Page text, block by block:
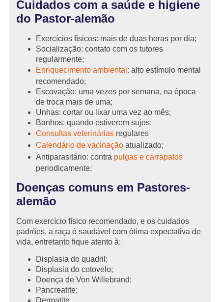
Cuidados com a saúde e higiene
do Pastor-alemão
Exercícios físicos: mais de duas horas por dia;
Socialização: contato com os tutores
regularmente;
Enriquecimento ambiental : alto estímulo mental
recomendado;
Escovação: uma vezes por semana, na época
de troca mais de uma;
Unhas: cortar ou lixar uma vez ao mês;
Banhos: quando estiverem sujos;
Consultas veterináriasregulares
Calendário de vacinaçãoatualizado;
Antiparasitário: contra pulgas e carrapatos
periodicamente;
Doenças comuns em Pastores-
alemão
Com exercício físico recomendado, e os cuidados
padrões, a raça é saudável com ótima expectativa de
vida, entretanto fique atento à:
Displasia do quadril;
Displasia do cotovelo;
Doença de Von Willebrand;
Pancreatite;
Dermatite.